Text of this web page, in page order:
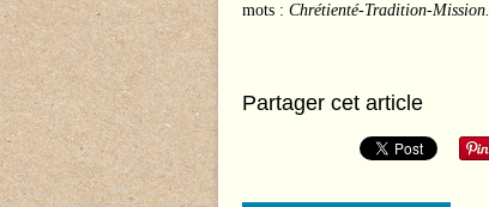
mots : Chrétienté-Tradition-Mission.
Partager cet article